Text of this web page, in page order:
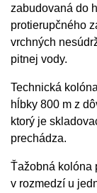
zabudovaná do
protierupčného
vrchných
pitnej vody.
Technická
hĺbky 800 m z
ktorý je
prechádza.
Ťažobná kolóna
v rozmedzí u